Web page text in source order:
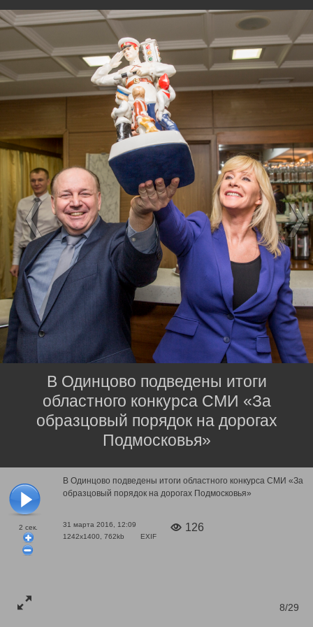
2 сек.
В Одинцово подведены итоги областного конкурса СМИ «За
образцовый порядок на дорогах Подмосковья»
31 марта 2016, 12:09
1242x1400, 762kb
EXIF
126
8/29
В Одинцово подведены итоги
областного конкурса СМИ «За
образцовый порядок на дорогах
Подмосковья»